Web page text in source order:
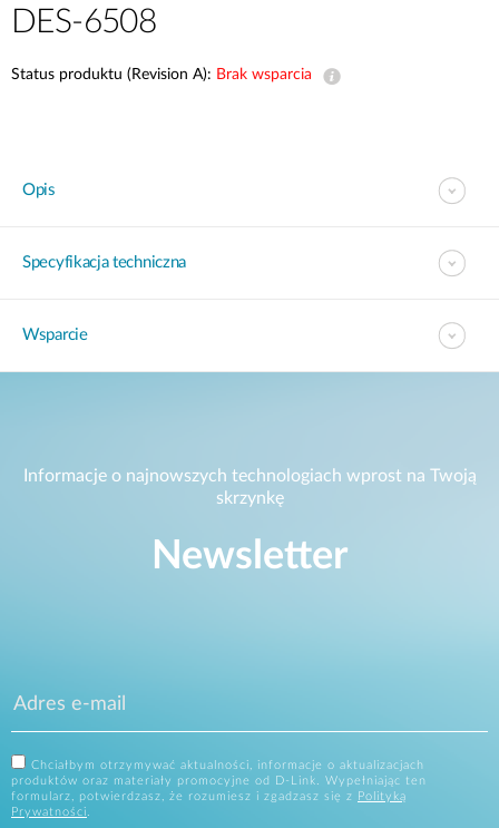
DES-6508
Status produktu (Revision A): Brak wsparcia
Opis
Specyfikacja techniczna
Wsparcie
Informacje o najnowszych technologiach wprost na Twoją
skrzynkę
Newsletter
Chciałbym otrzymywać aktualności, informacje o aktualizacjach
produktów oraz materiały promocyjne od D-Link. Wypełniając ten
formularz, potwierdzasz, że rozumiesz i zgadzasz się z
Polityką
Prywatności.